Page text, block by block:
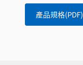
產品規格(PDF)